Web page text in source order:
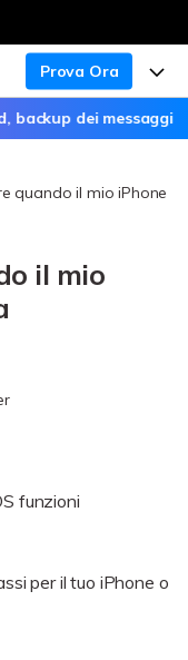
Prova Ora
da telefono a
di
social sul
foto, video e
e viceversa.
oltre 18 tipi di dati
dei messaggi
quando il mio iPhone
il mio
funzioni
per il tuo iPhone o